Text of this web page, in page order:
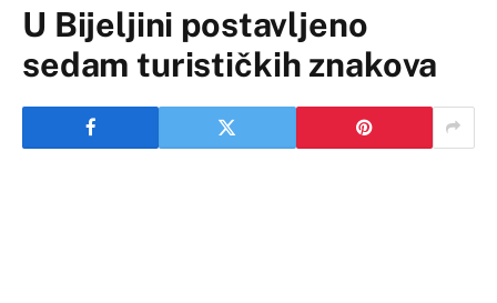
U Bijeljini postavljeno
sedam turističkih znakova